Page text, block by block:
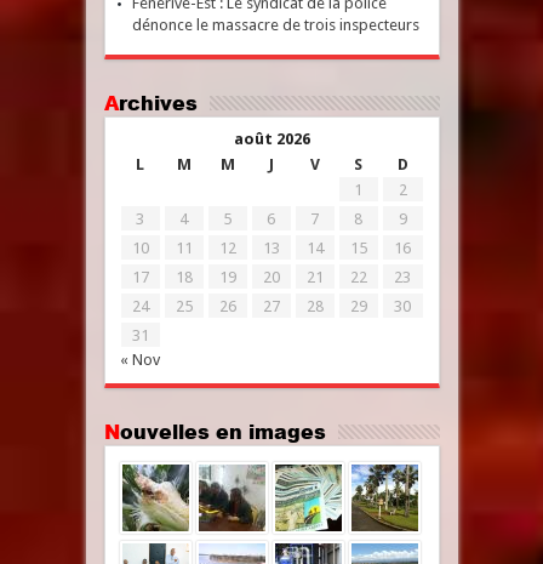
dénonce le massacre de trois inspecteurs
Archives
août 2026
L
M M J V S D
« Nov
1
2
3
4 5 6 7 8
9
10
11 12 13 14 15
16
17
18 19 20 21 22
23
24
25 26 27 28 29
30
31
Nouvelles en images